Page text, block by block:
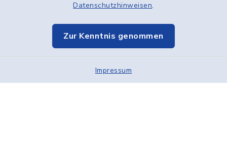
Datenschutzhinweisen.
Zur Kenntnis genommen
Impressum
Elektronische Kommunikation
Sitemap